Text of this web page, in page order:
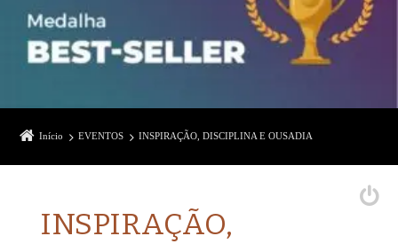
Início EVENTOS INSPIRAÇÃO, DISCIPLINA E OUSADIA
INSPIRAÇÃO,